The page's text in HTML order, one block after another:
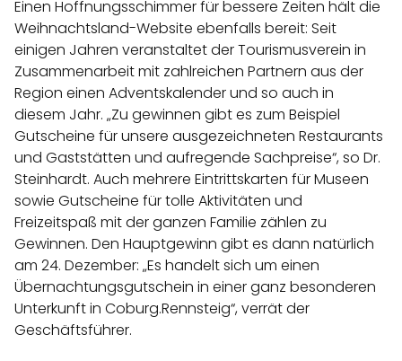
Einen Hoffnungsschimmer für bessere Zeiten hält die
Weihnachtsland-Website ebenfalls bereit: Seit
einigen Jahren veranstaltet der Tourismusverein in
Zusammenarbeit mit zahlreichen Partnern aus der
Region einen Adventskalender und so auch in
diesem Jahr. „Zu gewinnen gibt es zum Beispiel
Gutscheine für unsere ausgezeichneten Restaurants
und Gaststätten und aufregende Sachpreise“, so Dr.
Steinhardt. Auch mehrere Eintrittskarten für Museen
sowie Gutscheine für tolle Aktivitäten und
Freizeitspaß mit der ganzen Familie zählen zu
Gewinnen. Den Hauptgewinn gibt es dann natürlich
am 24. Dezember: „Es handelt sich um einen
Übernachtungsgutschein in einer ganz besonderen
Unterkunft in Coburg.Rennsteig“, verrät der
Geschäftsführer.